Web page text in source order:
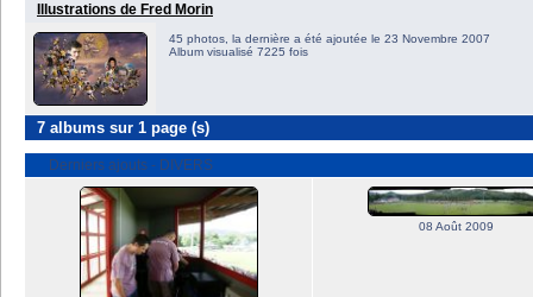
Illustrations de Fred Morin
45 photos, la dernière a été ajoutée le 23 Novembre 2007
Album visualisé 7225 fois
7 albums sur 1 page (s)
Derniers ajouts - DIVERS
08 Août 2009